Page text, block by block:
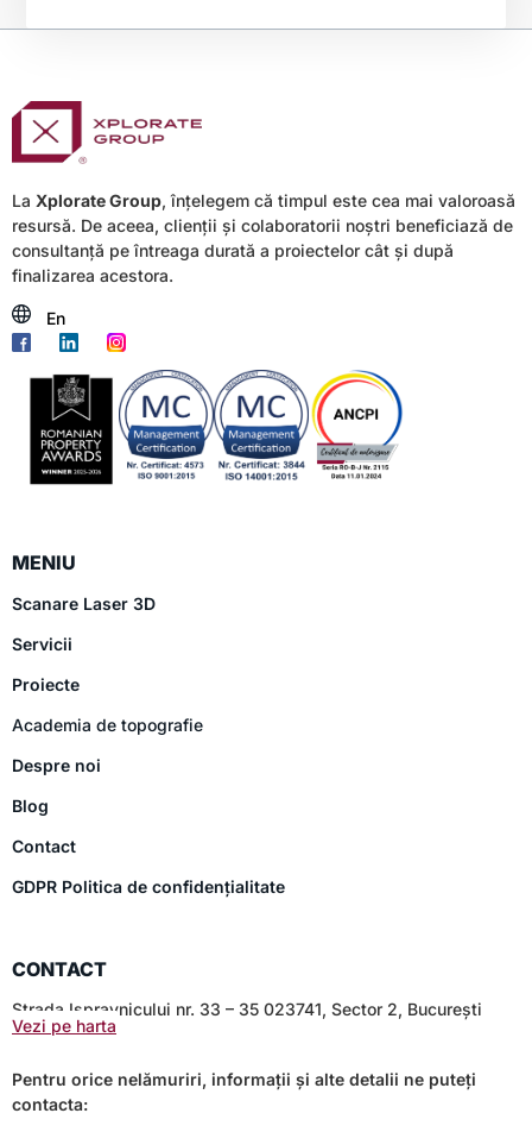
La Xplorate Group, înțelegem că timpul este cea mai valoroasă
resursă. De aceea, clienții și colaboratorii noștri beneficiază de
consultanță pe întreaga durată a proiectelor cât și după
finalizarea acestora.
En
MENIU
Scanare Laser 3D
Servicii
Proiecte
Academia de topografie
Despre noi
Blog
Contact
GDPR Politica de confidențialitate
CONTACT
Strada Ispravnicului nr. 33 – 35 023741, Sector 2, București
Vezi pe harta
Pentru orice nelămuriri, informații și alte detalii ne puteți
contacta: